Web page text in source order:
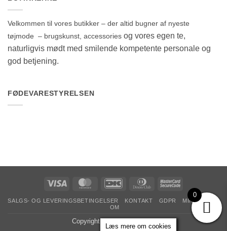
Velkommen til vores butikker – der altid bugner af nyeste
tøjmode – brugskunst, accessories og vores egen te,
naturligvis mødt med smilende kompetente personale og
god betjening.
FØDEVARESTYRELSEN
Visa MasterCard DanKort
Dinners
MasterCard
SALGS- OG LEVERINGSBETINGELSER KONTAKT GDPR
MIN KONTO
OM
Copyright 2026 ©
Læs mere om cookies
0